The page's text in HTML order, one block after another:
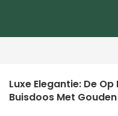
Luxe Elegantie: De
Buisdoos Met